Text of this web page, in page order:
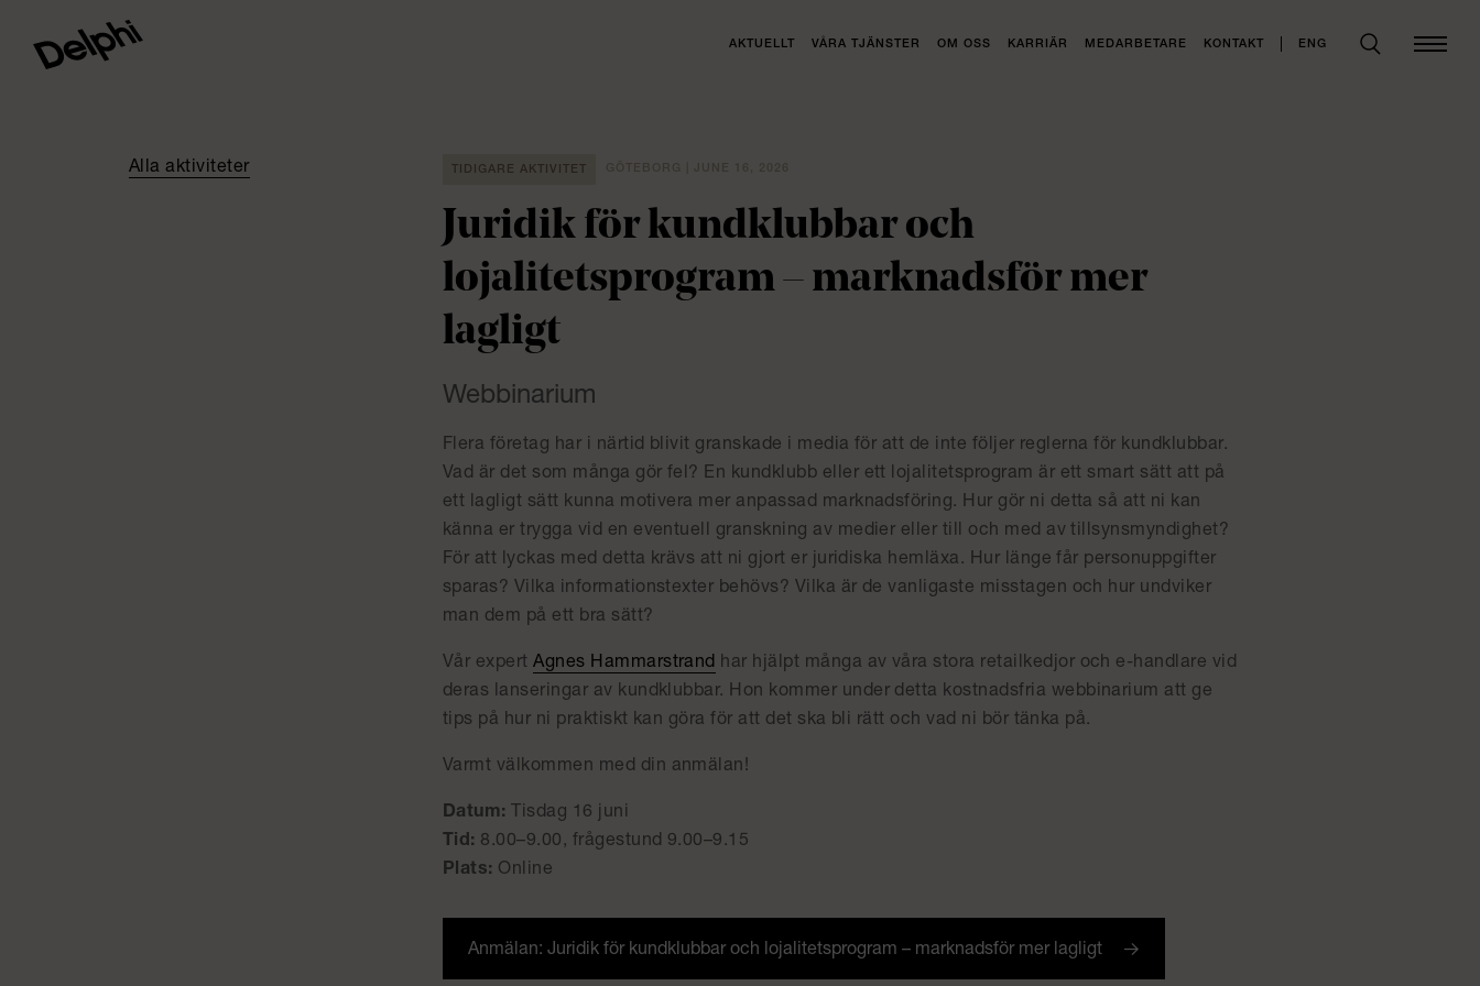
AKTUELLT VÅRA TJÄNSTER OM OSS KARRIÄR MEDARBETARE KONTAKT ENG
Alla aktiviteter TIDIGARE AKTIVITET
Juridik för kundklubbar och
lojalitetsprogram – marknadsför mer
lagligt
Webbinarium
Flera företag har i närtid blivit granskade i media för att de inte följer reglerna för kundklubbar.
Vad är det som många gör fel? En kundklubb eller ett lojalitetsprogram är ett smart sätt att på
ett lagligt sätt kunna motivera mer anpassad marknadsföring. Hur gör ni detta så att ni kan
känna er trygga vid en eventuell granskning av medier eller till och med av tillsynsmyndighet?
För att lyckas med detta krävs att ni gjort er juridiska hemläxa. Hur länge får personuppgifter
sparas? Vilka informationstexter behövs? Vilka är de vanligaste misstagen och hur undviker
man dem på ett bra sätt?
Vår expertAgnes Hammarstrand har hjälpt många av våra stora retailkedjor och e-handlare vid
deras lanseringar av kundklubbar. Hon kommer under detta kostnadsfria webbinarium att ge
tips på hur ni praktiskt kan göra för att det ska bli rätt och vad ni bör tänka på.
Varmt välkommen med din anmälan!
Datum:
Tisdag 16 juni
Tid: 8.00–9.00, frågestund 9.00–9.15
Plats: Online
Anmälan: Juridik för kundklubbar och lojalitetsprogram – marknadsför mer lagligt